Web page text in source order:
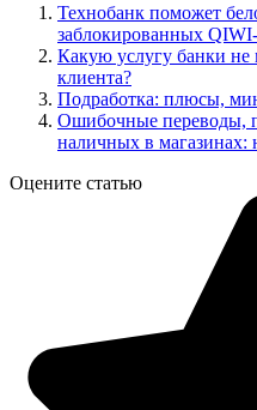
Технобанк поможет
заблокированных
Какую услугу банки не
клиента?
Подработка: плюсы,
Ошибочные переводы,
наличных в магазинах:
Оцените статью